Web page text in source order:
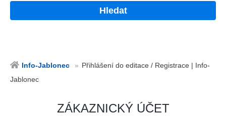
Hledat
Info-Jablonec
Přihlášení do editace / Registrace | Info-
Jablonec
ZÁKAZNICKÝ ÚČET